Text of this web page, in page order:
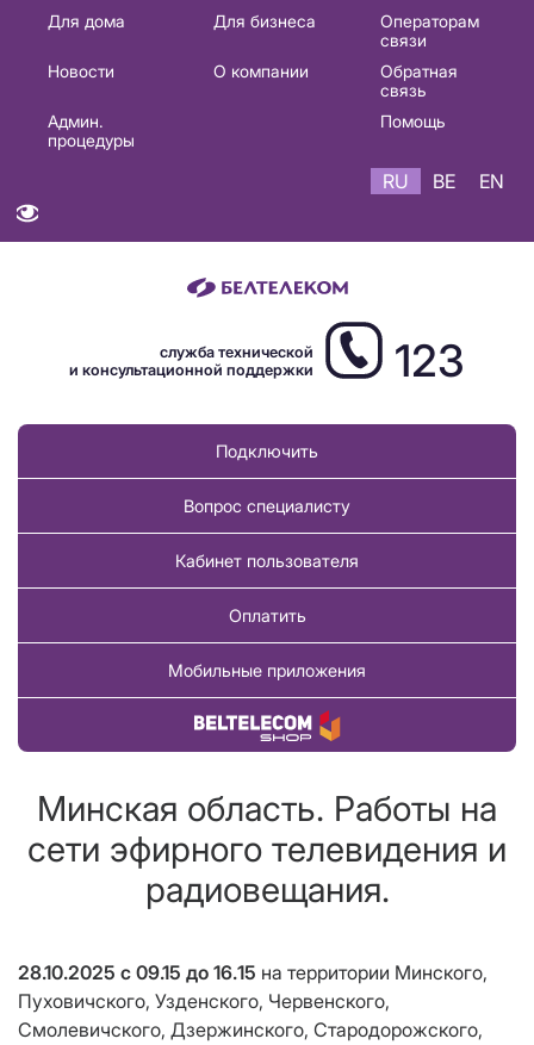
Основная
навигация
Для дома Для бизнеса
Операторам
связи
Новости
О компании
Обратная
связь
Админ.
процедуры
Помощь
RU BE EN
служба технической
и консультационной поддержки
123
Подключить
Вопрос специалисту
Кабинет пользователя
Оплатить
Мобильные приложения
Купить товар
Минская область. Работы на
сети эфирного телевидения и
радиовещания.
28.10.2025 с 09.15 до 16.15 на территории Минского,
Пуховичского, Узденского, Червенского,
Смолевичского, Дзержинского, Стародорожского,